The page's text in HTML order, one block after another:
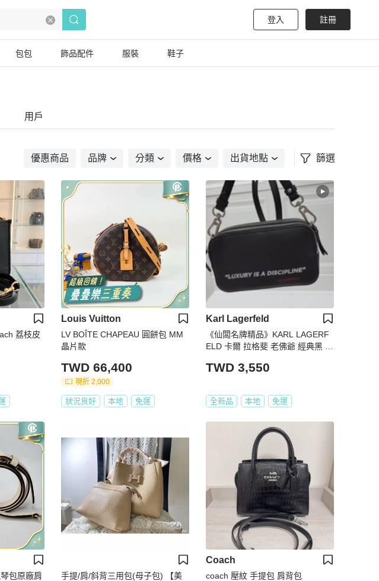
登入 註冊
包包 飾品配件 服裝 鞋子
用戶
優惠商品 品牌 分類 價格 出貨地點 篩選
荔枝皮
Louis Vuitton
LV BOÎTE CHAPEAU 圓餅包 MM
晶片款
TWD 66,400
現折 2,000
狀況良好 本地 免運
Karl Lagerfeld
《仙闆名牌精品》KARL LAGERF
ELD 卡爾 拉格斐 老佛爺 經典黑 郵
TWD 3,550
全新品 本地 免運
包原廠肩
手提/肩/斜背三用包(母子包) 【美
Coach
coach 壓紋 手提包 肩背包